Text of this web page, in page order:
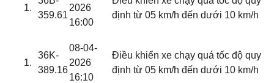
359.61
2026
16:00
định từ 05 km/h đến dưới 10 km/h
36K-
389.16
08-04-
2026
16:10
Điều khiển xe chạy quá tốc độ quy
định từ 05 km/h đến dưới 10 km/h